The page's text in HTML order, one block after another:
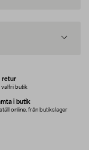
retur
valfri butik
i butik
online, från butikslager